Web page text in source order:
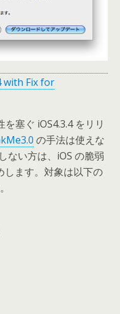
with Fix for
塞ぐ iOS4.3.4 をリリ
の手法は使えな
ない方は、iOS の脆弱
します。対象は以下の